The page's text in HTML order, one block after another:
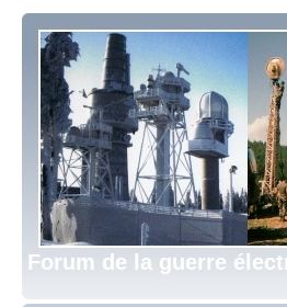
Forum de la guerre